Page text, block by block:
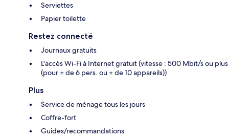
Serviettes
Papier toilette
Restez connecté
Journaux gratuits
L'accès Wi-Fi à Internet gratuit (vitesse : 500 Mbit/s ou plus
(pour + de 6 pers. ou + de 10 appareils))
Plus
Service de ménage tous les jours
Coffre-fort
Guides/recommandations